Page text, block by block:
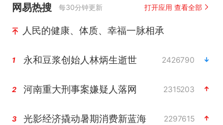
网易热搜 每30分钟更新 打开应用 查看全部
人民的健康、体质、幸福一脉相承
1 永和豆浆创始人林炳生逝世 2426790
2 河南重大刑事案嫌疑人落网 2315203
3 光影经济撬动暑期消费新蓝海 2297615